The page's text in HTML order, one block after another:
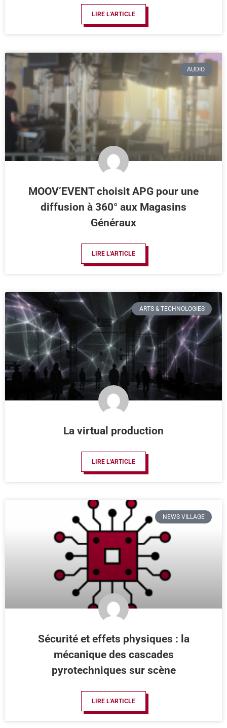
LIRE L'ARTICLE
AUDIO
MOOV’EVENT choisit APG pour une
diffusion à 360° aux Magasins
Généraux
LIRE L'ARTICLE
ARTS & TECHNOLOGIES
La virtual production
LIRE L'ARTICLE
NEWS VILLAGE
Sécurité et effets physiques : la
mécanique des cascades
pyrotechniques sur scène
LIRE L'ARTICLE